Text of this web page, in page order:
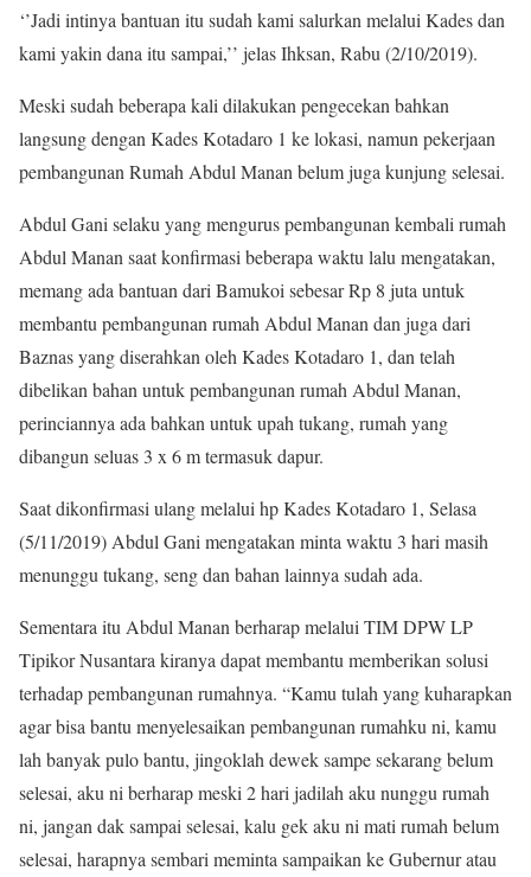
‘’Jadi intinya bantuan itu sudah kami salurkan melalui Kades dan
kami yakin dana itu sampai,’’ jelas Ihksan, Rabu (2/10/2019).
Meski sudah beberapa kali dilakukan pengecekan bahkan
langsung dengan Kades Kotadaro 1 ke lokasi, namun pekerjaan
pembangunan Rumah Abdul Manan belum juga kunjung selesai.
Abdul Gani selaku yang mengurus pembangunan kembali rumah
Abdul Manan saat konfirmasi beberapa waktu lalu mengatakan,
memang ada bantuan dari Bamukoi sebesar Rp 8 juta untuk
membantu pembangunan rumah Abdul Manan dan juga dari
Baznas yang diserahkan oleh Kades Kotadaro 1, dan telah
dibelikan bahan untuk pembangunan rumah Abdul Manan,
perinciannya ada bahkan untuk upah tukang, rumah yang
dibangun seluas 3 x 6 m termasuk dapur.
Saat dikonfirmasi ulang melalui hp Kades Kotadaro 1, Selasa
(5/11/2019) Abdul Gani mengatakan minta waktu 3 hari masih
menunggu tukang, seng dan bahan lainnya sudah ada.
Sementara itu Abdul Manan berharap melalui TIM DPW LP
Tipikor Nusantara kiranya dapat membantu memberikan solusi
terhadap pembangunan rumahnya. “Kamu tulah yang kuharapkan
agar bisa bantu menyelesaikan pembangunan rumahku ni, kamu
lah banyak pulo bantu, jingoklah dewek sampe sekarang belum
selesai, aku ni berharap meski 2 hari jadilah aku nunggu rumah
ni, jangan dak sampai selesai, kalu gek aku ni mati rumah belum
selesai, harapnya sembari meminta sampaikan ke Gubernur atau